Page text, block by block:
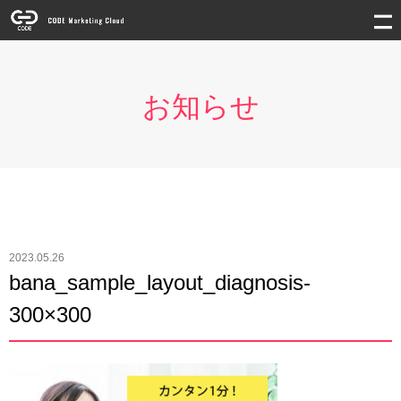
お知らせ
2023.05.26
bana_sample_layout_diagnosis-
300×300